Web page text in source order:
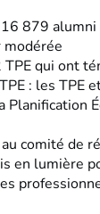
879
TPE qui ont
: les TPE
Planification
comité de
en lumière